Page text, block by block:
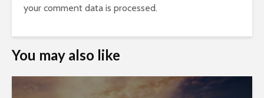
your comment data is processed.
You may also like